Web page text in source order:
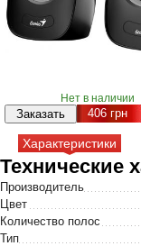
Нет в наличии
406грн
Характеристики
Технические
Производитель
Цвет
Количество полос
Тип